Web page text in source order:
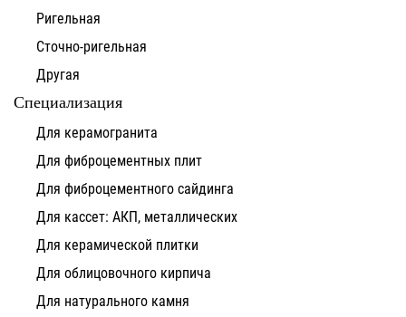
Ригельная
Сточно-ригельная
Другая
Специализация
Для керамогранита
Для фиброцементных плит
Для фиброцементного сайдинга
Для кассет: АКП, металлических
Для керамической плитки
Для облицовочного кирпича
Для натурального камня